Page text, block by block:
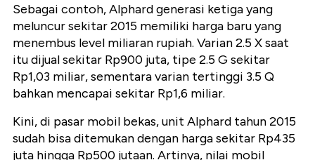
Sebagai contoh, Alphard generasi ketiga yang
meluncur sekitar 2015 memiliki harga baru yang
menembus level miliaran rupiah. Varian 2.5 X saat
itu dijual sekitar Rp900 juta, tipe 2.5 G sekitar
Rp1,03 miliar, sementara varian tertinggi 3.5 Q
bahkan mencapai sekitar Rp1,6 miliar.
Kini, di pasar mobil bekas, unit Alphard tahun 2015
sudah bisa ditemukan dengan harga sekitar Rp435
juta hingga Rp500 jutaan. Artinya, nilai mobil